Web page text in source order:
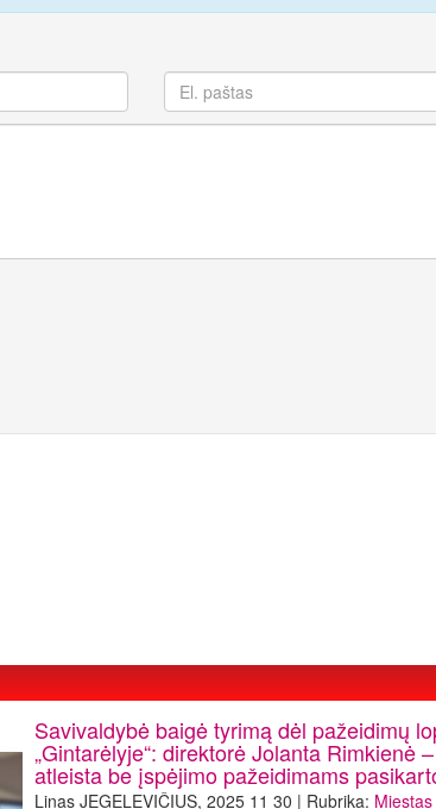
Savivaldybė baigė tyrimą dėl pažeidimų
„Gintarėlyje“: direktorė Jolanta Rimkienė
atleista be įspėjimo pažeidimams
Linas JEGELEVIČIUS, 2025 11 30 | Rubrika: Miestas